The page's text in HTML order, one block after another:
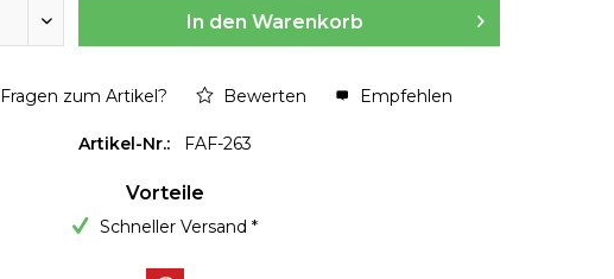
In den Warenkorb
Fragen zum Artikel? Bewerten Empfehlen
Artikel-Nr.: FAF-263
Vorteile
Schneller Versand *